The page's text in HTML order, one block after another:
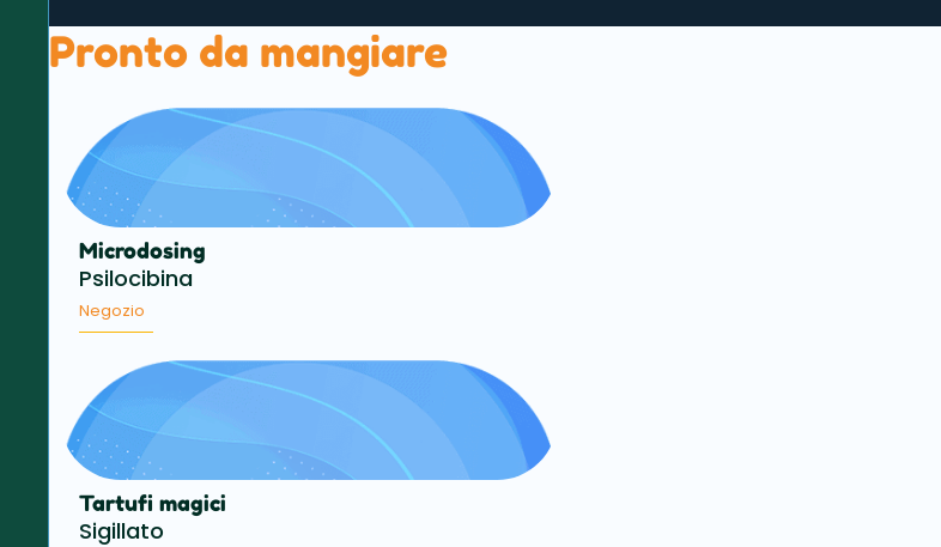
Pronto da mangiare
Microdosing
Psilocibina
Negozio
Tartufi magici
Sigillato